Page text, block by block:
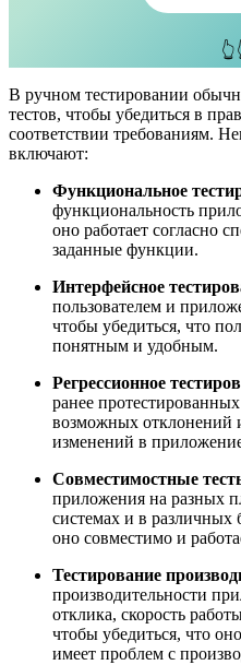
В ручном тестировании
тестов, чтобы убедиться в
соответствии требованиям.
включают:
Функциональное
функциональность
оно работает согласно
заданные функции.
Интерфейсное
пользователем и
чтобы убедиться, что
понятным и удобным.
Регрессионное
ранее
возможных отклонений
изменений в
Совместимостные
приложения на разных
системах и в различных
оно совместимо и
Тестирование
производительности
отклика, скорость
чтобы убедиться, что
имеет проблем с